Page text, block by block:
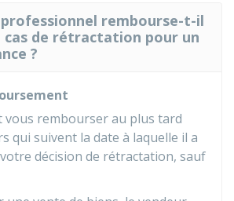
rembourse-t-il
de rétractation pour un
?
vous rembourser au plus tard
qui suivent la date à laquelle il a
décision de rétractation, sauf